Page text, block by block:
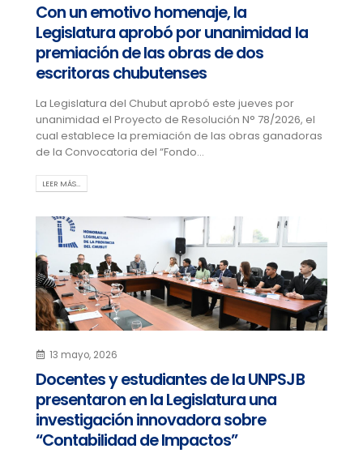
Con un emotivo homenaje, la
Legislatura aprobó por unanimidad la
premiación de las obras de dos
escritoras chubutenses
La Legislatura del Chubut aprobó este jueves por
unanimidad el Proyecto de Resolución N° 78/2026, el
cual establece la premiación de las obras ganadoras
de la Convocatoria del “Fondo...
LEER MÁS…
13 mayo, 2026
Docentes y estudiantes de la UNPSJB
presentaron en la Legislatura una
investigación innovadora sobre
“Contabilidad de Impactos”